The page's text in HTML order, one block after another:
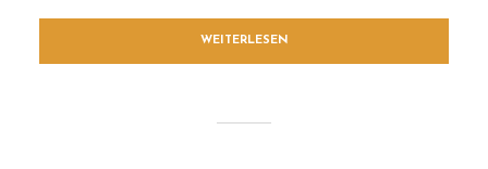
WEITERLESEN